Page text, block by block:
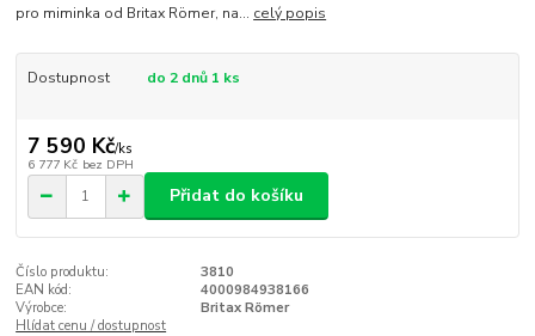
pro miminka od Britax Römer, na... celý popis
Dostupnost do 2 dnů 1 ks
7 590 Kč/ks
6 777 Kč bez DPH
Přidat do košíku
Číslo produktu:
3810
EAN kód:
4000984938166
Výrobce:
Britax Römer
Hlídat cenu / dostupnost